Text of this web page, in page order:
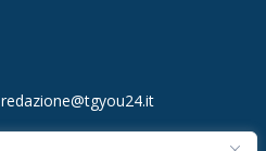
redazione@tgyou24.it